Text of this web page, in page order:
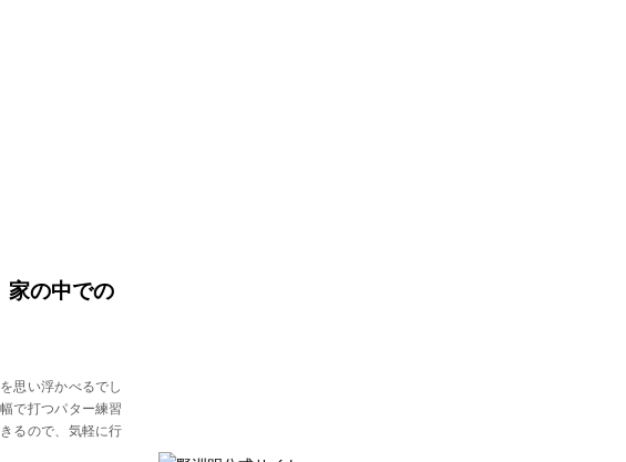
の中での
思い浮かべるでし
で打つパター練習
るので、気軽に行